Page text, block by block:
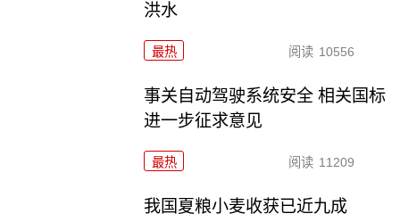
洪水
最热 阅读 10556
事关自动驾驶系统安全 相关国标
进一步征求意见
最热 阅读 11209
我国夏粮小麦收获已近九成